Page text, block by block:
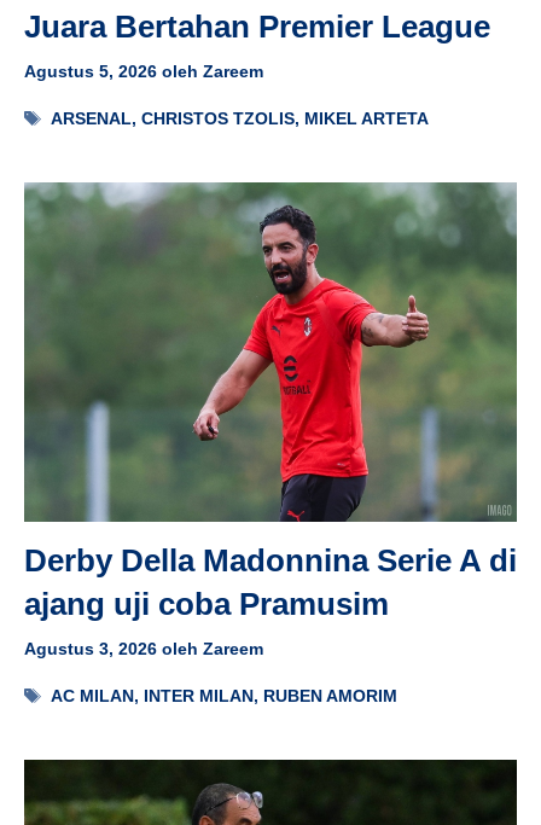
Juara Bertahan Premier League
Agustus 5, 2026 oleh Zareem
Tag
ARSENAL,CHRISTOS TZOLIS, MIKEL ARTETA
Derby Della Madonnina Serie A di
ajang uji coba Pramusim
Agustus 3, 2026 oleh Zareem
Tag
AC MILAN, INTER MILAN, RUBEN AMORIM